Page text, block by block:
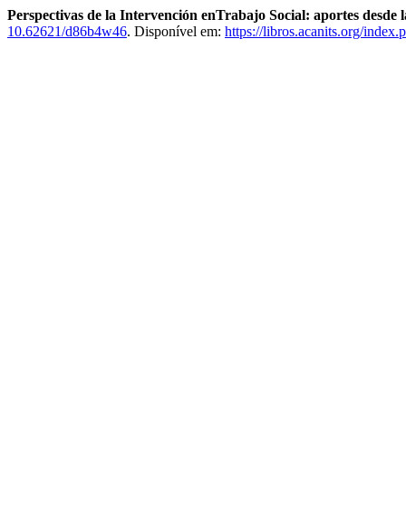
Perspectivas de la Intervención enTrabajo Social: aportes desde
10.62621/d86b4w46. Disponível em: https://libros.acanits.org/